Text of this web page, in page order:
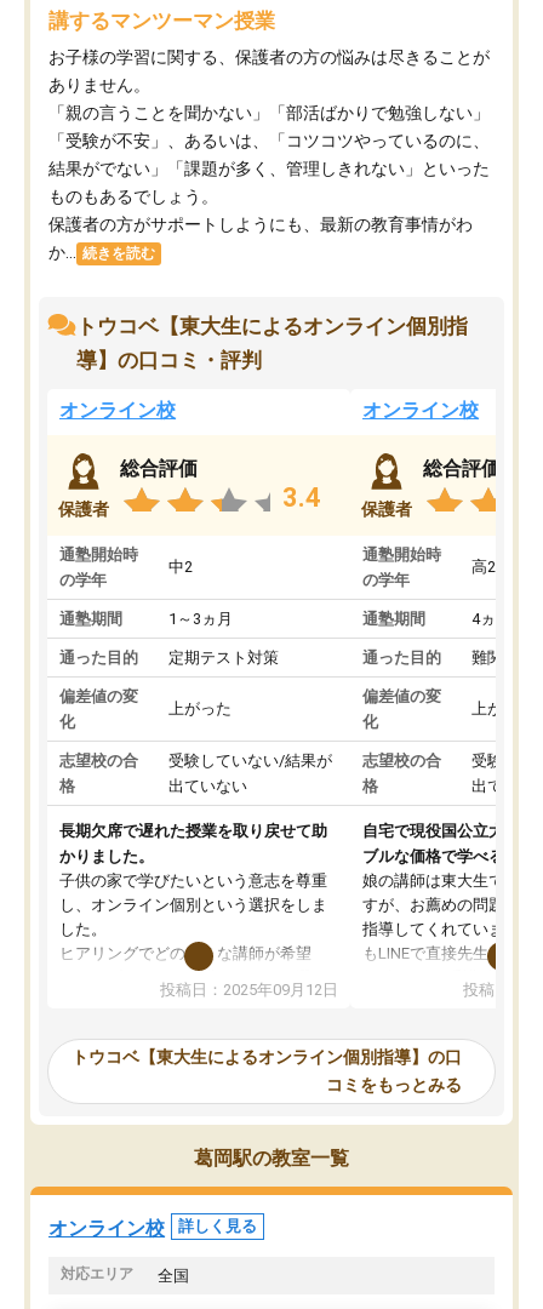
講するマンツーマン授業
お子様の学習に関する、保護者の方の悩みは尽きることが
ありません。
「親の言うことを聞かない」「部活ばかりで勉強しない」
「受験が不安」、あるいは、「コツコツやっているのに、
結果がでない」「課題が多く、管理しきれない」といった
ものもあるでしょう。
保護者の方がサポートしようにも、最新の教育事情がわ
か...
続きを読む
トウコベ【東大生によるオンライン個別指
導】の口コミ・評判
オンライン校
保護者
総合評価
3.4
通塾開始時
の学年
中2
通塾期間 1～3ヵ月
通った目的 定期テスト対策
偏差値の変
化
上がった
志望校の合
格
受験していない/結果が
出ていない
長期欠席で遅れた授業を取り戻せて助
かりました。
子供の家で学びたいという意志を尊重
し、オンライン個別という選択をしま
した。
ヒアリングでどのような講師が希望
か、オプションは付帯するかなど選ぶ
事が出来ました。
ーティングを行い、その講師で良いか
見てから講師を決定する事ができま
す。
うちの子は、初回面談の講師の方で決
オンラインツールを使用した単語帳の
共有があり宿題もそちらで出される形
でした。
投稿日：2025年09月12日
オンライン校
保護者
総合評価
通塾開始時
の学年
高2
通塾期間 4ヵ月～1
通った目的 難関私立
偏差値の変
化
上がった
志望校の合
格
受験して
出ていな
自宅で現役国公立大学生
ブルな価格で学べる
娘の講師は東大生では無
すが、お薦めの問題集や
指導してくれています。
もLINEで直接先生に質問
めれるので、個人に合
いなのがあり(有料)、受
ことをどんなスケジュー
くか相談したのですが、
ち期待したものではなく
くなってきたようなので
投稿日：
トウコベ【東大生によるオンライン個別指導】の口
コミをもっとみる
葛岡駅の教室一覧
オンライン校 詳しく見る
対応エリア 全国